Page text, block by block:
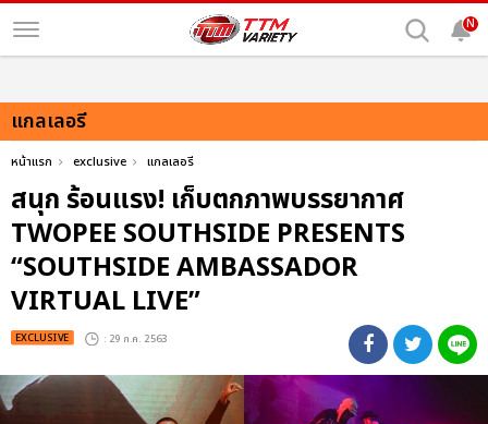
N
แกลเลอรี
หน้าแรก exclusive แกลเลอรี
สนุก ร้อนแรง! เก็บตกภาพบรรยากาศ
TWOPEE SOUTHSIDE PRESENTS
“SOUTHSIDE AMBASSADOR
VIRTUAL LIVE”
EXCLUSIVE : 29 ก.ค. 2563